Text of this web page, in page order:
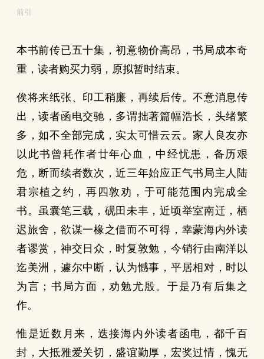
前引
本书前传已五十集，初意物价高昂，书局成本奇
重，读者购买力弱，原拟暂时结束。
俟将来纸张、印工稍廉，再续后传。不意消息传
出，读者函电交驰，多谓拙著篇幅浩长，头绪繁
多，如不全部完成，实太可惜云云。家人良友亦
以此书曾耗作者廿年心血，中经忧患，备历艰
危，断而续者数次，近三年始应正气书局主人陆
君宗植之约，再四敦劝，于可能范围内完成全
书。虽囊笔三载，砚田未丰，近顷举室南迁，栖
迟旅舍，欲谋一椽之借而不可得，幸蒙海内外读
者谬赏，神交日众，时复敦勉，今销行由南洋以
迄美洲，遽尔中断，认为憾事，平居相对，时以
为言；书局方面，劝勉尤殷。于是乃有后集之
作。
惟是近数月来，迭接海内外读者函电，都千百
封，大抵雅爱关切，盛谊勤厚，宏奖过情，愧无